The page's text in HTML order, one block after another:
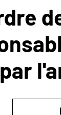
par